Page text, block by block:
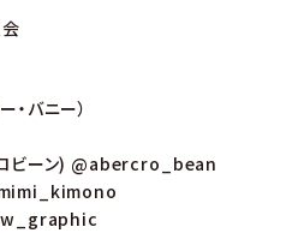
バニー）
ビーン) @abercro_bean